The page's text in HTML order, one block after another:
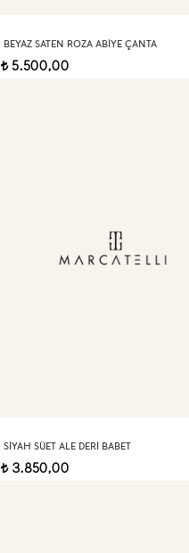
BEYAZ SATEN ROZA ABIYE ÇANTA
t5.500,00
SIYAH SÜET ALE DERI BABET
t3.850,00